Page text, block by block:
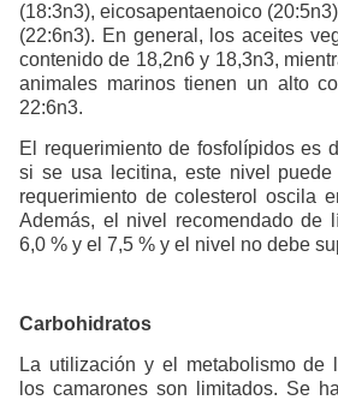
(18:3n3), eicosapentaenoico
(22:6n3). En general, los aceites
contenido de 18,2n6 y 18,3n3,
animales marinos tienen un alto
22:6n3.
El requerimiento de fosfolípidos es
si se usa lecitina, este nivel
requerimiento de colesterol oscila
Además, el nivel recomendado de
6,0 % y el 7,5 % y el nivel no debe
Carbohidratos
La utilización y el metabolismo de
los camarones son limitados. Se